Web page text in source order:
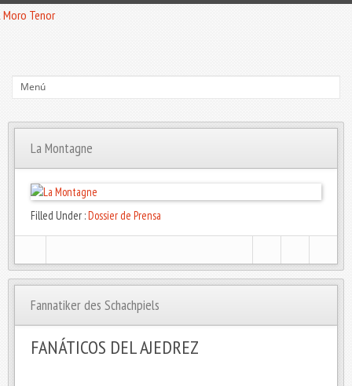
La Montagne
Filled Under :Dossier de Prensa
Fannatiker des Schachpiels
FANÁTICOS DEL AJEDREZ